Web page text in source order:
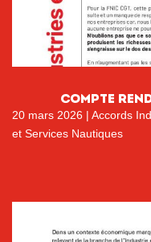
COMPTE
20 mars 2026 | Accords
et Services Nautiques